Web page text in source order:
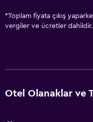
*Toplam fiyata çıkış
vergiler ve ücretler dahildir.
Otel Olanaklar ve